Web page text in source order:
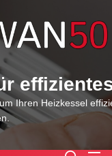
Ihren Heizkessel